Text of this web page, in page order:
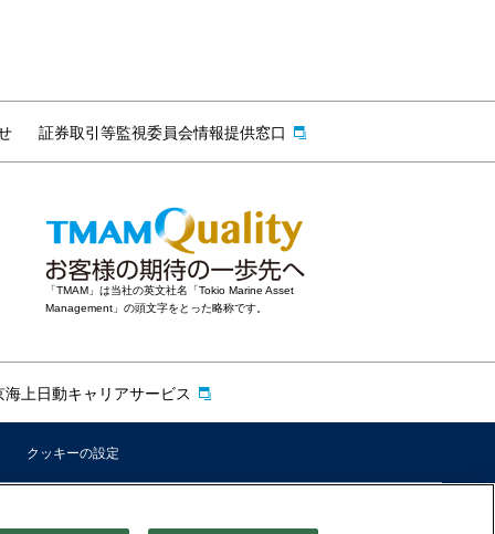
証券取引等監視委員会情報提供窓口
「TMAM」は当社の英文社名「Tokio Marine Asset
Management」の頭文字をとった略称です。
海上日動キャリアサービス
クッキーの設定